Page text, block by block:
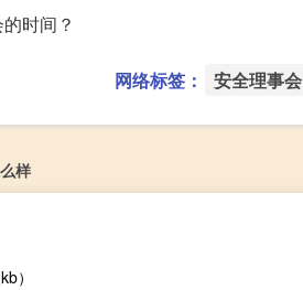
时间？
网络标签： 安全理事会
样
）